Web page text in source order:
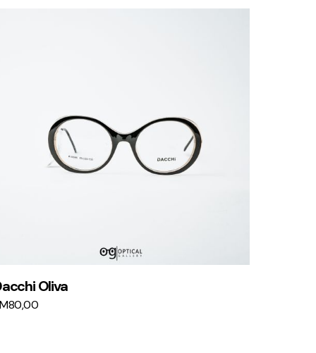
Oliva
80,00